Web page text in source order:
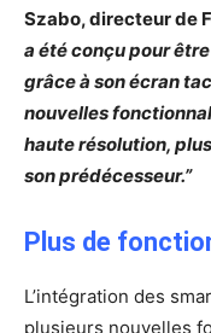
Szabo, directeur de
a été conçu pour
grâce à son écran
nouvelles
haute résolution,
son prédécesseur.”
Plus de
L’intégration des
plusieurs nouvelles